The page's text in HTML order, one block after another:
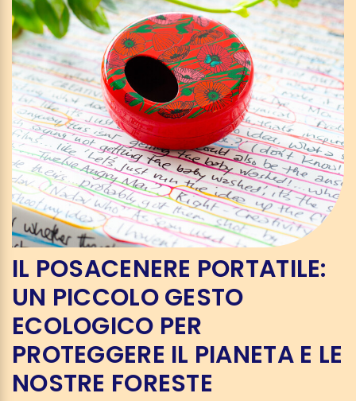
IL POSACENERE PORTATILE:
UN PICCOLO GESTO
ECOLOGICO PER
PROTEGGERE IL PIANETA E LE
NOSTRE FORESTE